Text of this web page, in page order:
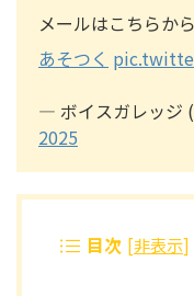
メールはこちらか
あそつく
— ボイスガレッジ
2025
目次 [非表示]